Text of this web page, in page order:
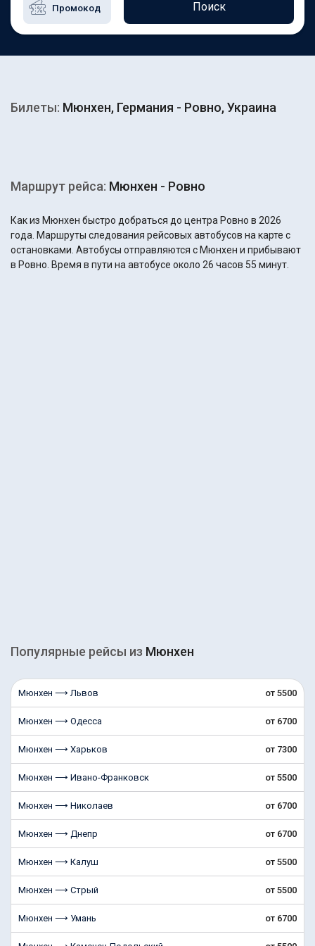
Поиск
Билеты: Мюнхен, Германия - Ровно, Украина
Маршрут рейса: Мюнхен - Ровно
Как из Мюнхен быстро добраться до центра Ровно в 2026
года. Маршруты следования рейсовых автобусов на карте с
остановками. Автобусы отправляются с Мюнхен и прибывают
в Ровно. Время в пути на автобусе около 26 часов 55 минут.
Популярные рейсы из Мюнхен
Мюнхен ⟶ Львов от 5500
Мюнхен ⟶ Одесса от 6700
Мюнхен ⟶ Харьков от 7300
Мюнхен ⟶ Ивано-Франковск от 5500
Мюнхен ⟶ Николаев от 6700
Мюнхен ⟶ Днепр от 6700
Мюнхен ⟶ Калуш от 5500
Мюнхен ⟶ Стрый от 5500
Мюнхен ⟶ Умань от 6700